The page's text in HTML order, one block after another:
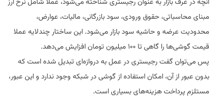
مبنای محاسباتی، حقوق ورودی، سود بازرگانی، مالیات، عوارض،
محدودیت عرضه و حاشیه سود بازار می‌شود. این ساختار چندلایه عملا
قیمت گوشی‌ها را گاهی تا ۱۰۰ میلیون تومان افزایش می‌دهد.
پس می‌توان گفت رجیستری در عمل به دروازه‌ای تبدیل شده است که
بدون عبور از آن، امکان استفاده از گوشی در شبکه وجود ندارد و این عبور،
مستلزم پرداخت هزینه‌های بسیاری است.